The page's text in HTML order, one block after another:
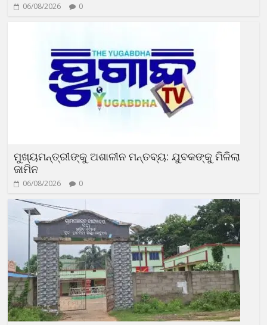
06/08/2026 0
ମୁଖ୍ୟମନ୍ତ୍ରୀଙ୍କୁ ଅଶାଳୀନ ମନ୍ତବ୍ୟ: ଯୁବକଙ୍କୁ ମିଳିଲା
ଜାମିନ
06/08/2026 0